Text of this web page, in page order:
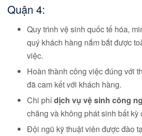
Quận 4:
Quy trình vệ sinh quốc tế hóa,
quý khách hàng nắm bắt được
việc.
Hoàn thành công việc đúng với
đã cam kết với khách hàng.
Chi phídịch vụ vệ sinh công
chăng và không phát sinh bất kỳ
Đội ngũ kỹ thuật viên được đào